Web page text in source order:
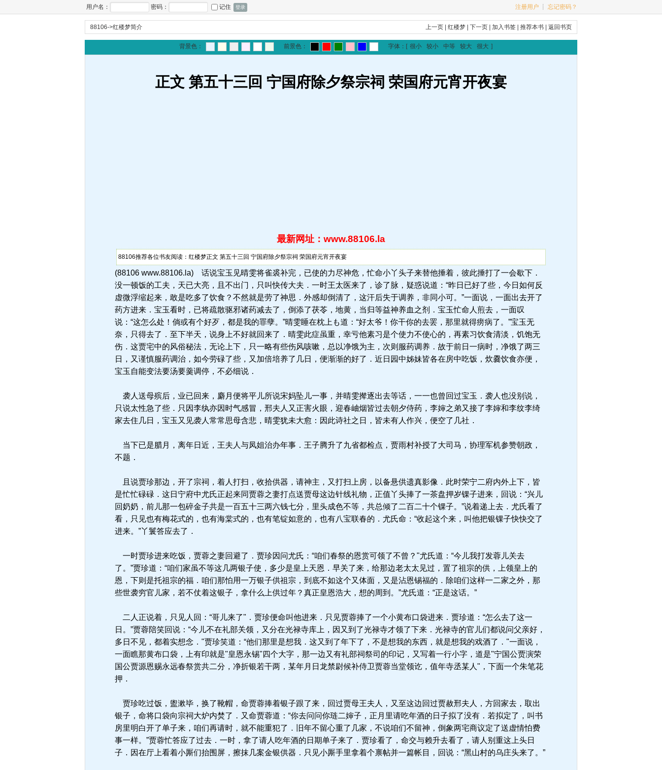
用户名： 密码： 记住 注册用户 ┊ 忘记密码？
88106->红楼梦简介 上一页 |红楼梦 |下一页 |加入书签 |推荐本书 |返回书页
背景色： 前景色： 字体： [ 很小 较小 中等 较大 很大 ]
正文 第五十三回 宁国府除夕祭宗祠 荣国府元宵开夜宴
最新网址：www.88106.la
88106推荐各位书友阅读：红楼梦正文 第五十三回 宁国府除夕祭宗祠 荣国府元宵开夜宴
(88106 www.88106.la) 话说宝玉见晴雯将雀裘补完，已使的力尽神危，忙命小丫头子来替他捶着，彼此捶打了一会歇下．
没一顿饭的工夫，天已大亮，且不出门，只叫快传大夫．一时王太医来了，诊了脉，疑惑说道：“昨日已好了些，今日如何反
虚微浮缩起来，敢是吃多了饮食？不然就是劳了神思．外感却倒清了，这汗后失于调养，非同小可。”一面说，一面出去开了
药方进来．宝玉看时，已将疏散驱邪诸药减去了，倒添了茯苓，地黄，当归等益神养血之剂．宝玉忙命人煎去，一面叹
说：“这怎么处！倘或有个好歹，都是我的罪孽。”晴雯睡在枕上も道：“好太爷！你干你的去罢，那里就得痨病了。”宝玉无
奈，只得去了．至下半天，说身上不好就回来了．晴雯此症虽重，幸亏他素习是个使力不使心的，再素习饮食清淡，饥饱无
伤．这贾宅中的风俗秘法，无论上下，只一略有些伤风咳嗽，总以净饿为主，次则服药调养．故于前日一病时，净饿了两三
日，又谨慎服药调治，如今劳碌了些，又加倍培养了几日，便渐渐的好了．近日园中姊妹皆各在房中吃饭，炊爨饮食亦便，
宝玉自能变法要汤要羹调停，不必细说．
袭人送母殡后，业已回来，麝月便将平儿所说宋妈坠儿一事，并晴雯撵逐出去等话，一一也曾回过宝玉．袭人也没别说，
只说太性急了些．只因李纨亦因时气感冒，邢夫人又正害火眼，迎春岫烟皆过去朝夕侍药，李婶之弟又接了李婶和李纹李绮
家去住几日，宝玉又见袭人常常思母含悲，晴雯犹未大愈：因此诗社之日，皆未有人作兴，便空了几社．
当下已是腊月，离年日近，王夫人与凤姐治办年事．王子腾升了九省都检点，贾雨村补授了大司马，协理军机参赞朝政，
不题．
且说贾珍那边，开了宗祠，着人打扫，收拾供器，请神主，又打扫上房，以备悬供遗真影像．此时荣宁二府内外上下，皆
是忙忙碌碌．这日宁府中尤氏正起来同贾蓉之妻打点送贾母这边针线礼物，正值丫头捧了一茶盘押岁锞子进来，回说：“兴儿
回奶奶，前儿那一包碎金子共是一百五十三两六钱七分，里头成色不等，共总倾了二百二十个锞子。”说着递上去．尤氏看了
看，只见也有梅花式的，也有海棠式的，也有笔锭如意的，也有八宝联春的．尤氏命：“收起这个来，叫他把银锞子快快交了
进来。”丫鬟答应去了．
一时贾珍进来吃饭，贾蓉之妻回避了．贾珍因问尤氏：“咱们春祭的恩赏可领了不曾？"尤氏道：“今儿我打发蓉儿关去
了。”贾珍道：“咱们家虽不等这几两银子使，多少是皇上天恩．早关了来，给那边老太太见过，置了祖宗的供，上领皇上的
恩，下则是托祖宗的福．咱们那怕用一万银子供祖宗，到底不如这个又体面，又是沾恩锡福的．除咱们这样一二家之外，那
些世袭穷官儿家，若不仗着这银子，拿什么上供过年？真正皇恩浩大，想的周到。”尤氏道：“正是这话。”
二人正说着，只见人回：“哥儿来了"．贾珍便命叫他进来．只见贾蓉捧了一个小黄布口袋进来．贾珍道：“怎么去了这一
日。”贾蓉陪笑回说：“今儿不在礼部关领，又分在光禄寺库上，因又到了光禄寺才领了下来．光禄寺的官儿们都说问父亲好，
多日不见，都着实想念．"贾珍笑道：“他们那里是想我．这又到了年下了，不是想我的东西，就是想我的戏酒了．"一面说，
一面瞧那黄布口袋，上有印就是"皇恩永锡"四个大字，那一边又有礼部祠祭司的印记，又写着一行小字，道是"宁国公贾演荣
国公贾源恩赐永远春祭赏共二分，净折银若干两，某年月日龙禁尉候补侍卫贾蓉当堂领讫，值年寺丞某人"，下面一个朱笔花
押．
贾珍吃过饭，盥漱毕，换了靴帽，命贾蓉捧着银子跟了来，回过贾母王夫人，又至这边回过贾赦邢夫人，方回家去，取出
银子，命将口袋向宗祠大炉内焚了．又命贾蓉道：“你去问问你琏二婶子，正月里请吃年酒的日子拟了没有．若拟定了，叫书
房里明白开了单子来，咱们再请时，就不能重犯了．旧年不留心重了几家，不说咱们不留神，倒象两宅商议定了送虚情怕费
事一样。”贾蓉忙答应了过去．一时，拿了请人吃年酒的日期单子来了．贾珍看了，命交与赖升去看了，请人别重这上头日
子．因在厅上看着小厮们抬围屏，擦抹几案金银供器．只见小厮手里拿着个禀帖并一篇帐目，回说：“黑山村的乌庄头来了。”